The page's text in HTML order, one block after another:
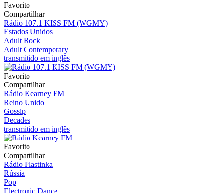
Favorito
Compartilhar
Rádio 107.1 KISS FM (WGMY)
Estados Unidos
Adult Rock
Adult Contemporary
transmitido em inglês
Favorito
Compartilhar
Rádio Kearney FM
Reino Unido
Gossip
Decades
transmitido em inglês
Favorito
Compartilhar
Rádio Plastinka
Rússia
Pop
Electronic Dance